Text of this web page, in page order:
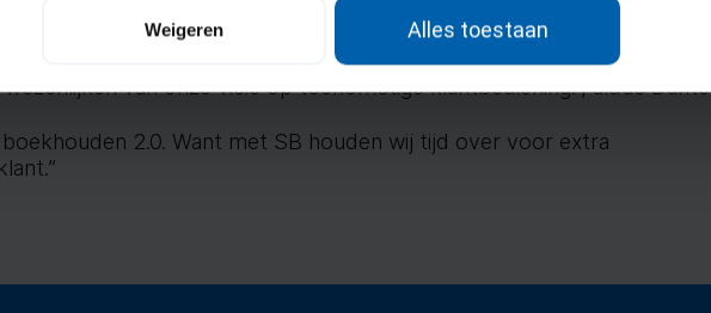
Weigeren Alles toestaan
denk dat het pakket inmiddels zo volwassen is dat het nu ook prima de
en fiscale eenheden voor de btw kan bedienen. Het pakket draagt
van onze visie op toekomstige klantbediening.”, aldus Dante
boekhouden 2.0. Want met SB houden wij tijd over voor extra